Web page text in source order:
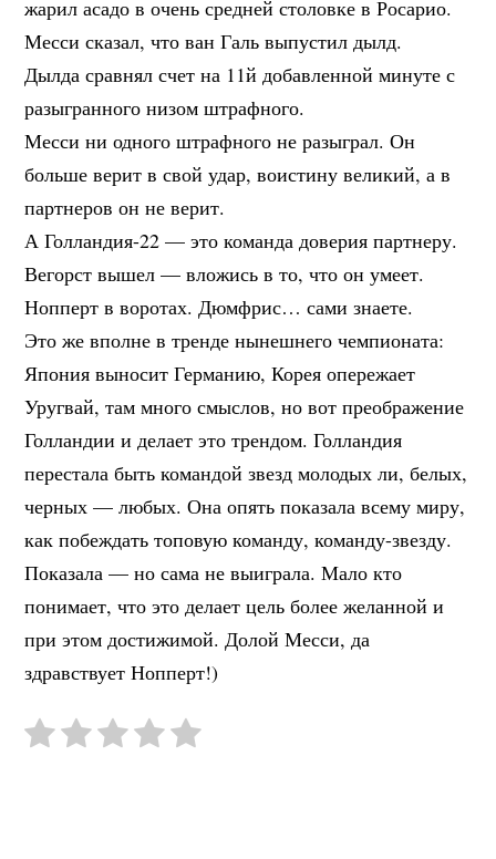
жарил асадо в очень средней столовке в Росарио.
Месси сказал, что ван Галь выпустил дылд.
Дылда сравнял счет на 11й добавленной минуте с
разыгранного низом штрафного.
Месси ни одного штрафного не разыграл. Он
больше верит в свой удар, воистину великий, а в
партнеров он не верит.
А Голландия-22 — это команда доверия партнеру.
Вегорст вышел — вложись в то, что он умеет.
Нопперт в воротах. Дюмфрис… сами знаете.
Это же вполне в тренде нынешнего чемпионата:
Япония выносит Германию, Корея опережает
Уругвай, там много смыслов, но вот преображение
Голландии и делает это трендом. Голландия
перестала быть командой звезд молодых ли, белых,
черных — любых. Она опять показала всему миру,
как побеждать топовую команду, команду-звезду.
Показала — но сама не выиграла. Мало кто
понимает, что это делает цель более желанной и
при этом достижимой. Долой Месси, да
здравствует Нопперт!)